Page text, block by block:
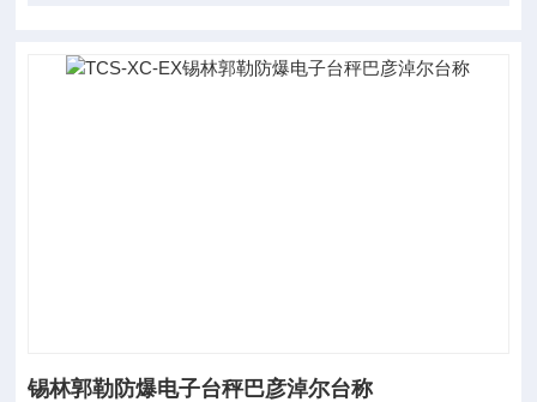
锡林郭勒防爆电子台秤巴彦淖尔台称